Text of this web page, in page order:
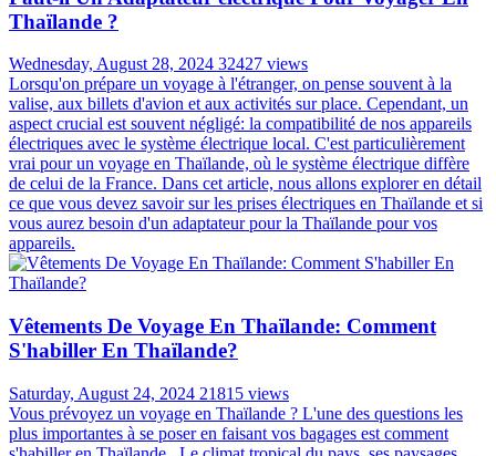
Thaïlande ?
Wednesday, August 28, 2024 32427 views
Lorsqu'on prépare un voyage à l'étranger, on pense souvent à la
valise, aux billets d'avion et aux activités sur place. Cependant, un
aspect crucial est souvent négligé: la compatibilité de nos appareils
électriques avec le système électrique local. C'est particulièrement
vrai pour un voyage en Thaïlande, où le système électrique diffère
de celui de la France. Dans cet article, nous allons explorer en détail
ce que vous devez savoir sur les prises électriques en Thaïlande et si
vous aurez besoin d'un adaptateur pour la Thaïlande pour vos
appareils.
Vêtements De Voyage En Thaïlande: Comment
S'habiller En Thaïlande?
Saturday, August 24, 2024 21815 views
Vous prévoyez un voyage en Thaïlande ? L'une des questions les
plus importantes à se poser en faisant vos bagages est comment